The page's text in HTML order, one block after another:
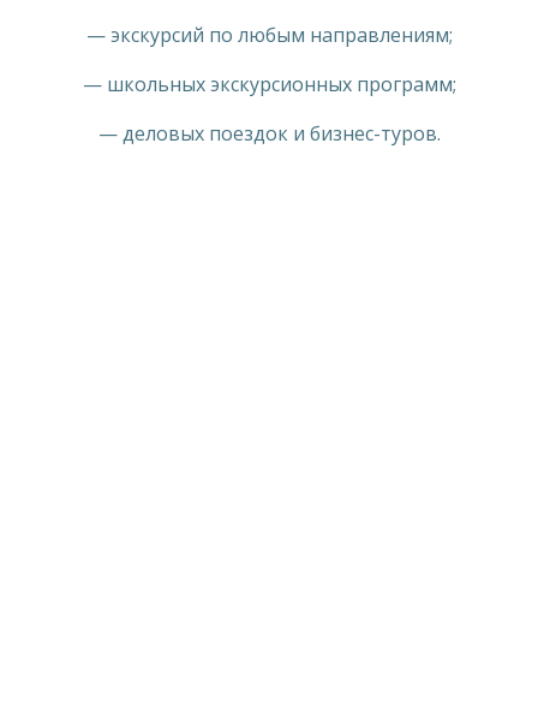
— экскурсий по любым направлениям;
— школьных экскурсионных программ;
— деловых поездок и бизнес-туров.